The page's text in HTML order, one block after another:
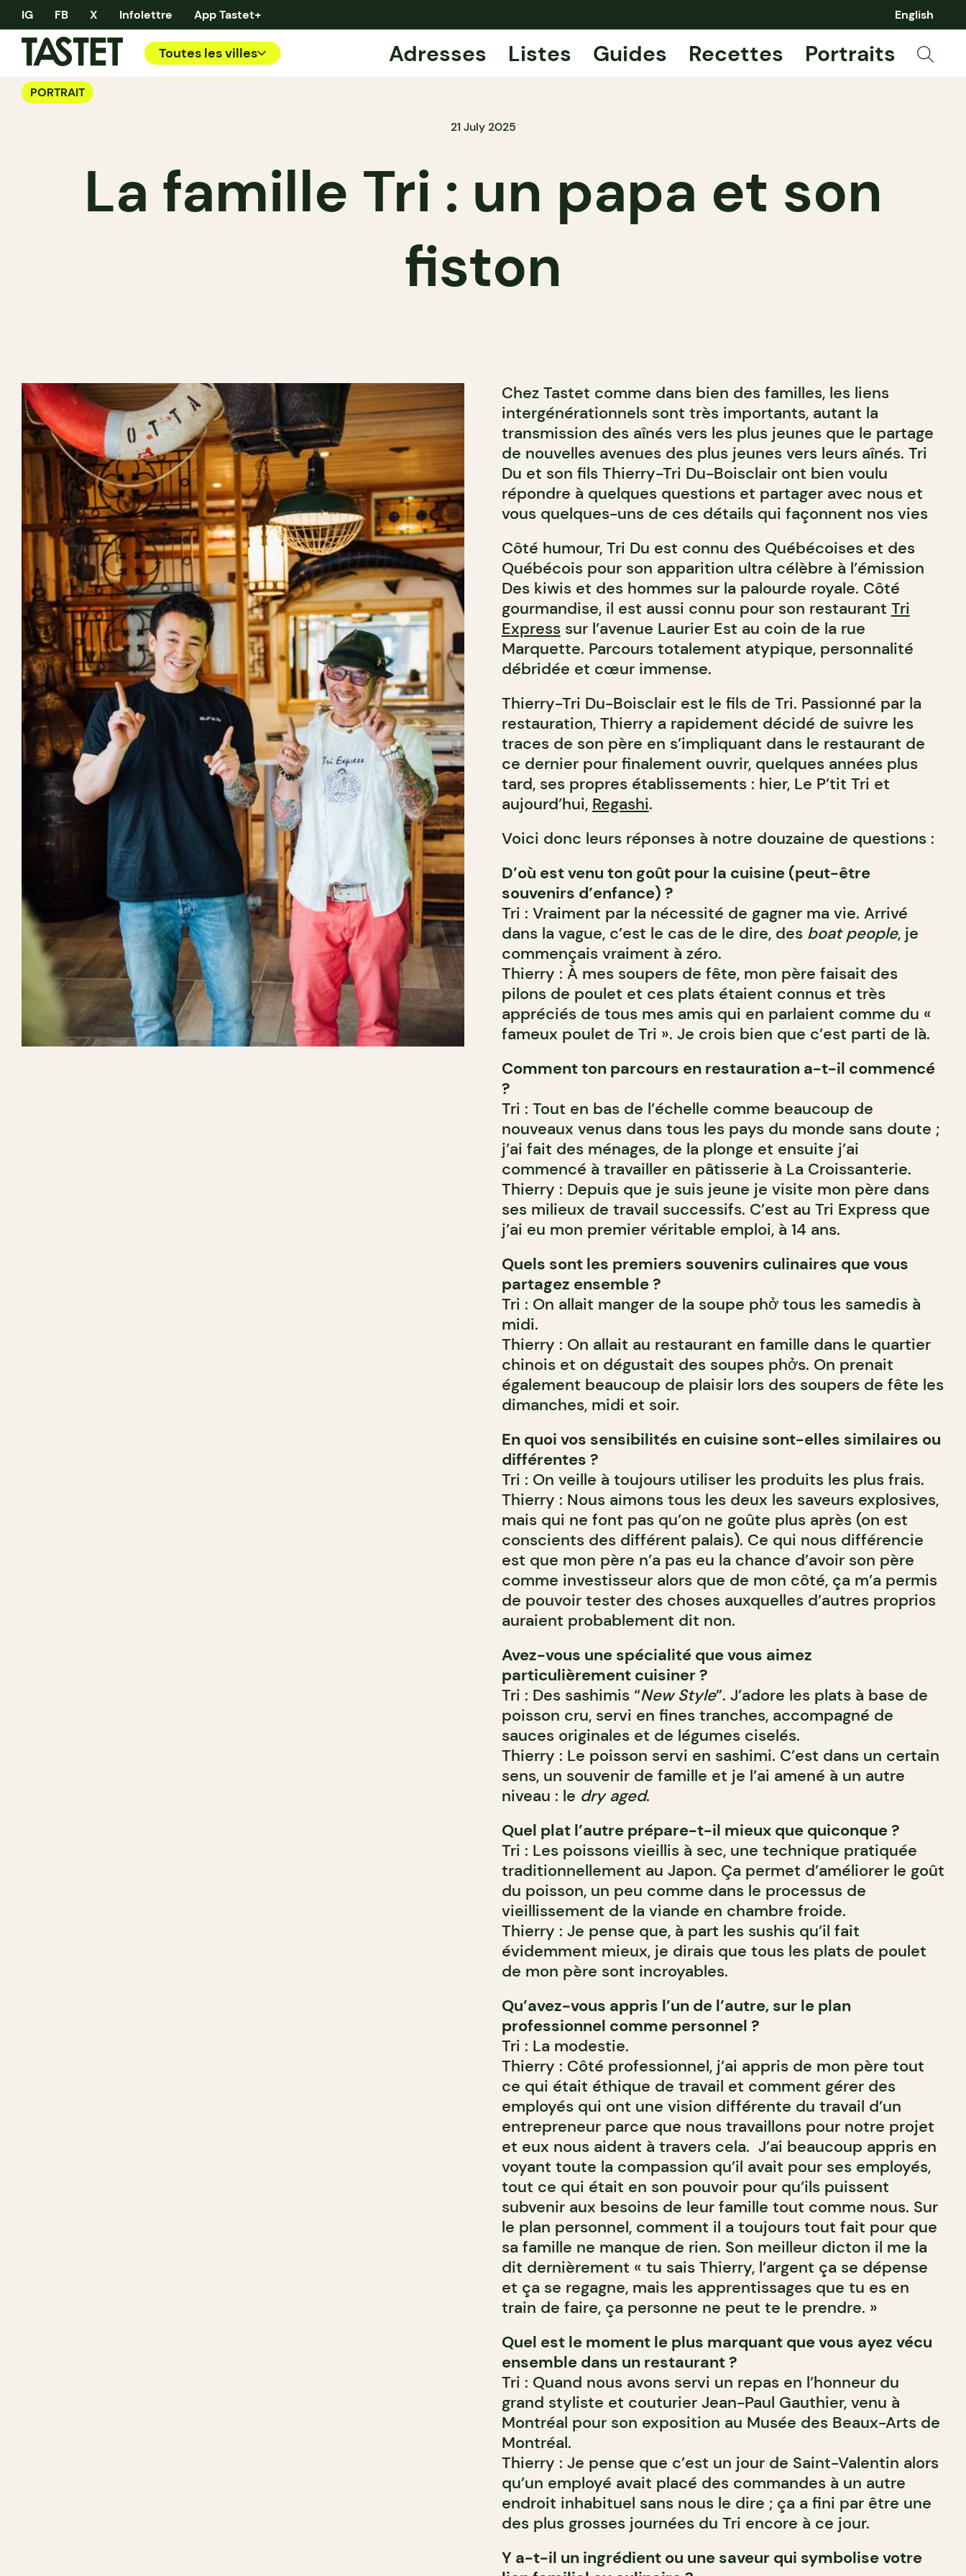
IG FB X Infolettre App Tastet+ English
Toutes les villes Adresses Listes Guides Recettes Portraits
PORTRAIT
21 July 2025
La famille Tri : un papa et son
fiston
Chez Tastet comme dans bien des familles, les liens
intergénérationnels sont très importants, autant la
transmission des aînés vers les plus jeunes que le partage
de nouvelles avenues des plus jeunes vers leurs aînés. Tri
Du et son fils Thierry-Tri Du-Boisclair ont bien voulu
répondre à quelques questions et partager avec nous et
vous quelques-uns de ces détails qui façonnent nos vies
Côté humour, Tri Du est connu des Québécoises et des
Québécois pour son apparition ultra célèbre à l’émission
Des kiwis et des hommes sur la palourde royale. Côté
gourmandise, il est aussi connu pour son restaurant Tri
Expresssur l’avenue Laurier Est au coin de la rue
Marquette. Parcours totalement atypique, personnalité
débridée et cœur immense.
Thierry-Tri Du-Boisclair est le fils de Tri. Passionné par la
restauration, Thierry a rapidement décidé de suivre les
traces de son père en s’impliquant dans le restaurant de
ce dernier pour finalement ouvrir, quelques années plus
tard, ses propres établissements : hier, Le P’tit Tri et
aujourd’hui, Regashi.
Voici donc leurs réponses à notre douzaine de questions :
D’où est venu ton goût pour la cuisine (peut-être
souvenirs d’enfance) ?
Tri : Vraiment par la nécessité de gagner ma vie. Arrivé
dans la vague, c’est le cas de le dire, des boat people, je
commençais vraiment à zéro.
Thierry : À mes soupers de fête, mon père faisait des
pilons de poulet et ces plats étaient connus et très
appréciés de tous mes amis qui en parlaient comme du «
fameux poulet de Tri ». Je crois bien que c’est parti de là.
Comment ton parcours en restauration a-t-il commencé
?
Tri : Tout en bas de l’échelle comme beaucoup de
nouveaux venus dans tous les pays du monde sans doute ;
j’ai fait des ménages, de la plonge et ensuite j’ai
commencé à travailler en pâtisserie à La Croissanterie.
Thierry : Depuis que je suis jeune je visite mon père dans
ses milieux de travail successifs. C’est au Tri Express que
j’ai eu mon premier véritable emploi, à 14 ans.
Quels sont les premiers souvenirs culinaires que vous
partagez ensemble ?
Tri : On allait manger de la soupe phở tous les samedis à
midi.
Thierry : On allait au restaurant en famille dans le quartier
chinois et on dégustait des soupes phởs. On prenait
également beaucoup de plaisir lors des soupers de fête les
dimanches, midi et soir.
En quoi vos sensibilités en cuisine sont-elles similaires ou
différentes ?
Tri : On veille à toujours utiliser les produits les plus frais.
Thierry : Nous aimons tous les deux les saveurs explosives,
mais qui ne font pas qu’on ne goûte plus après (on est
conscients des différent palais). Ce qui nous différencie
est que mon père n’a pas eu la chance d’avoir son père
comme investisseur alors que de mon côté, ça m’a permis
de pouvoir tester des choses auxquelles d’autres proprios
auraient probablement dit non.
Avez-vous une spécialité que vous aimez
particulièrement cuisiner ?
Tri : Des sashimis “New Style”. J’adore les plats à base de
poisson cru, servi en fines tranches, accompagné de
sauces originales et de légumes ciselés.
Thierry : Le poisson servi en sashimi. C’est dans un certain
sens, un souvenir de famille et je l’ai amené à un autre
niveau : le dry aged.
Quel plat l’autre prépare-t-il mieux que quiconque ?
Tri : Les poissons vieillis à sec, une technique pratiquée
traditionnellement au Japon. Ça permet d’améliorer le goût
du poisson, un peu comme dans le processus de
vieillissement de la viande en chambre froide.
Thierry : Je pense que, à part les sushis qu’il fait
évidemment mieux, je dirais que tous les plats de poulet
de mon père sont incroyables.
Qu’avez-vous appris l’un de l’autre, sur le plan
professionnel comme personnel ?
Tri : La modestie.
Thierry : Côté professionnel, j’ai appris de mon père tout
ce qui était éthique de travail et comment gérer des
employés qui ont une vision différente du travail d’un
entrepreneur parce que nous travaillons pour notre projet
et eux nous aident à travers cela. J’ai beaucoup appris en
voyant toute la compassion qu’il avait pour ses employés,
tout ce qui était en son pouvoir pour qu’ils puissent
subvenir aux besoins de leur famille tout comme nous. Sur
le plan personnel, comment il a toujours tout fait pour que
sa famille ne manque de rien. Son meilleur dicton il me la
dit dernièrement « tu sais Thierry, l’argent ça se dépense
et ça se regagne, mais les apprentissages que tu es en
train de faire, ça personne ne peut te le prendre. »
Quel est le moment le plus marquant que vous ayez vécu
ensemble dans un restaurant ?
Tri : Quand nous avons servi un repas en l’honneur du
grand styliste et couturier Jean-Paul Gauthier, venu à
Montréal pour son exposition au Musée des Beaux-Arts de
Montréal.
Thierry : Je pense que c’est un jour de Saint-Valentin alors
qu’un employé avait placé des commandes à un autre
endroit inhabituel sans nous le dire ; ça a fini par être une
des plus grosses journées du Tri encore à ce jour.
Y a-t-il un ingrédient ou une saveur qui symbolise votre